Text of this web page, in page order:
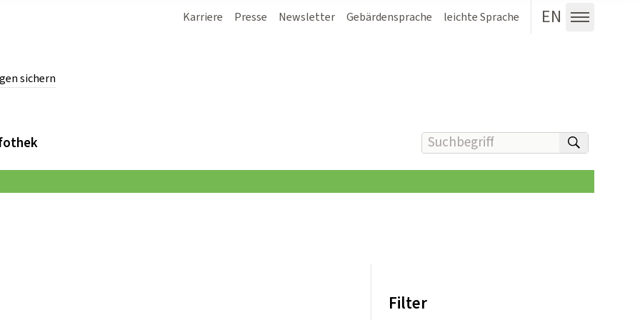
sichern
Karriere Presse Newsletter Gebärdensprache leichte Sprache EN
Menü
Suchbegriff(e) eingeben
Filter